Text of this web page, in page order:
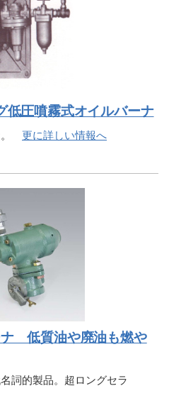
低圧噴霧式オイルバーナ
。 更に詳しい情報へ
ナ 低質油や廃油も燃や
詞的製品。超ロングセラ